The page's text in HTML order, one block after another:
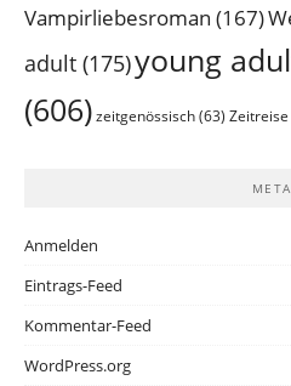
Vampirliebesroman (167)
adult (175)young
(606) zeitgenössisch (63) Zeitreise
META
Anmelden
Eintrags-Feed
Kommentar-Feed
WordPress.org